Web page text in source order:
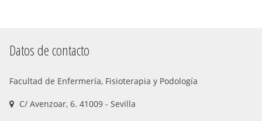
Datos de contacto
Facultad de Enfermería, Fisioterapia y Podología
C/ Avenzoar, 6. 41009 - Sevilla